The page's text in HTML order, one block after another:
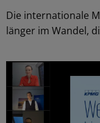
Die internationale
länger im Wandel,